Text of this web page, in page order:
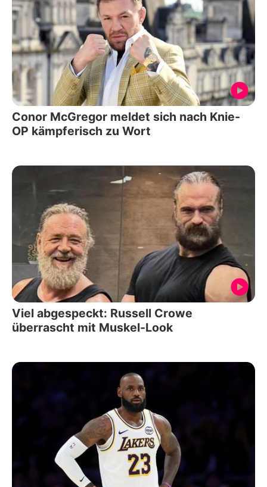
Conor McGregor meldet sich nach Knie-
OP kämpferisch zu Wort
Viel abgespeckt: Russell Crowe
überrascht mit Muskel-Look